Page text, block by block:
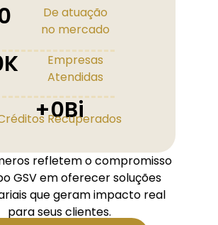
De atuação
no mercado
K
Empresas
Atendidas
+0Bi
Recuperados
refletem o compromisso
GSV em oferecer soluções
que geram impacto real
para seus clientes.